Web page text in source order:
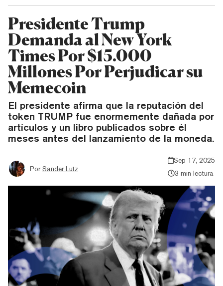
Presidente Trump
Demanda al New York
Times Por $15.000
Millones Por Perjudicar su
Memecoin
El presidente afirma que la reputación del
token TRUMP fue enormemente dañada por
artículos y un libro publicados sobre él
meses antes del lanzamiento de la moneda.
Por Sander Lutz
Sep 17, 2025
3 min lectura